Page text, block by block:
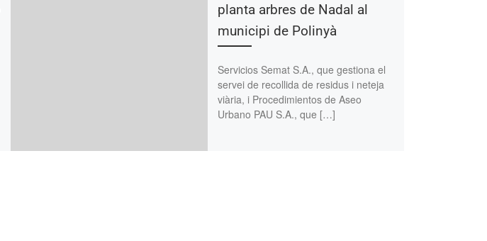
planta arbres de Nadal al
municipi de Polinyà
Servicios Semat S.A., que gestiona el
servei de recollida de residus i neteja
viària, i Procedimientos de Aseo
Urbano PAU S.A., que […]